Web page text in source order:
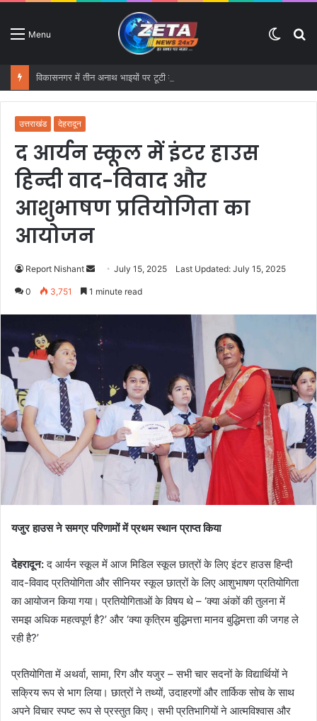
Menu
Switch
उत्तराखंड देहरादून
द आर्यन स्कूल में इंटर हाउस
हिन्दी वाद-विवाद और
आशुभाषण प्रतियोगिता का
आयोजन
Report Nishant
e
a
i
l
July 15, 2025 Last Updated: July 15, 2025
0 3,751 1 minute read
यजुर हाउस ने समग्र परिणामों में प्रथम स्थान प्राप्त किया
देहरादून:द आर्यन स्कूल में आज मिडिल स्कूल छात्रों के लिए इंटर हाउस हिन्दी
वाद-विवाद प्रतियोगिता और सीनियर स्कूल छात्रों के लिए आशुभाषण प्रतियोगिता
का आयोजन किया गया। प्रतियोगिताओं के विषय थे – ‘क्या अंकों की तुलना में
समझ अधिक महत्वपूर्ण है?’ और ‘क्या कृत्रिम बुद्धिमत्ता मानव बुद्धिमत्ता की जगह ले
रही है?’
प्रतियोगिता में अथर्वा, सामा, रिग और यजुर – सभी चार सदनों के विद्यार्थियों ने
सक्रिय रूप से भाग लिया। छात्रों ने तथ्यों, उदाहरणों और तार्किक सोच के साथ
अपने विचार स्पष्ट रूप से प्रस्तुत किए। सभी प्रतिभागियों ने आत्मविश्वास और